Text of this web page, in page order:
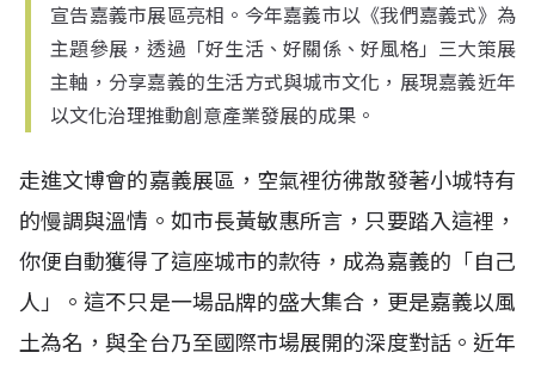
宣告嘉義市展區亮相。今年嘉義市以《我們嘉義式》為
主題參展，透過「好生活、好關係、好風格」三大策展
主軸，分享嘉義的生活方式與城市文化，展現嘉義近年
以文化治理推動創意產業發展的成果。
走進文博會的嘉義展區，空氣裡彷彿散發著小城特有
的慢調與溫情。如市長黃敏惠所言，只要踏入這裡，
你便自動獲得了這座城市的款待，成為嘉義的「自己
人」。這不只是一場品牌的盛大集合，更是嘉義以風
土為名，與全台乃至國際市場展開的深度對話。近年